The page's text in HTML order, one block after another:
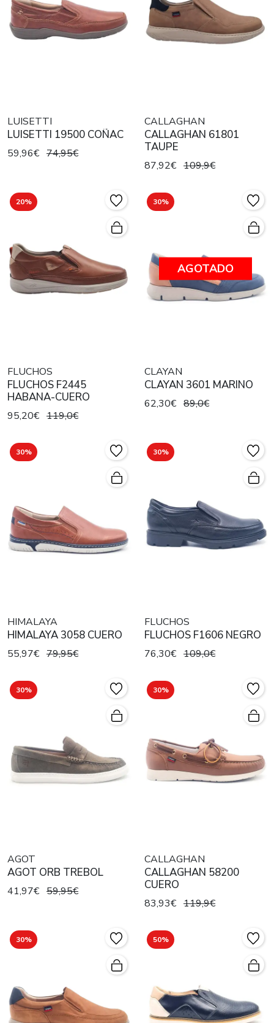
LUISETTI
LUISETTI 19500 COÑAC
59,96€ 74,95€
CALLAGHAN
CALLAGHAN 61801
TAUPE
87,92€ 109,9€
20%
FLUCHOS
FLUCHOS F2445
HABANA-CUERO
95,20€ 119,0€
30%
AGOTADO
CLAYAN
CLAYAN 3601 MARINO
62,30€ 89,0€
30%
HIMALAYA
HIMALAYA 3058 CUERO
55,97€ 79,95€
30%
FLUCHOS
FLUCHOS F1606 NEGRO
76,30€ 109,0€
30%
AGOT
AGOT ORB TREBOL
41,97€ 59,95€
30%
CALLAGHAN
CALLAGHAN 58200
CUERO
83,93€ 119,9€
30% 50%